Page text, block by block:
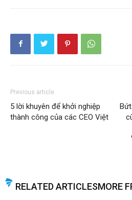
Previous article
5 lời khuyên để khởi nghiệp
thành công của các CEO Việt
RELATED ARTICLESMORE